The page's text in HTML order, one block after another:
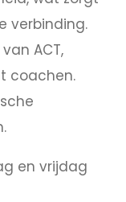
verbinding.
ACT,
coachen.
en vrijdag